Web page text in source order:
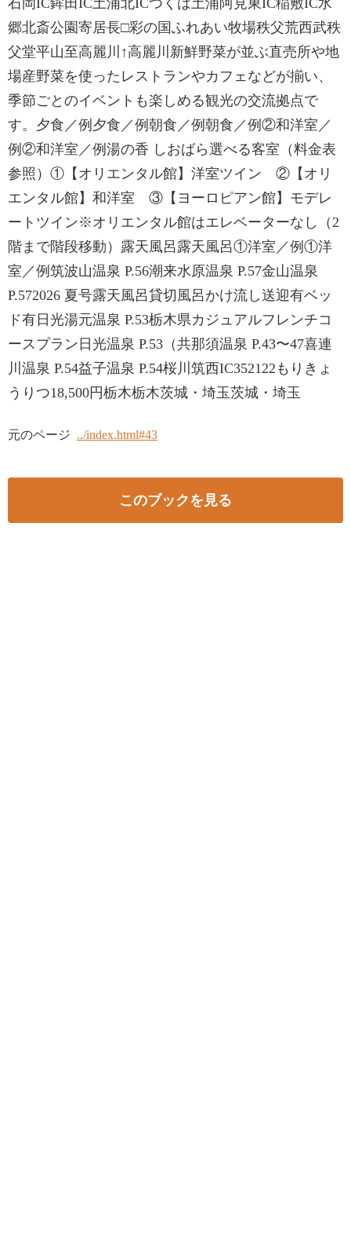
石岡IC鉾田IC土浦北ICつくば土浦阿見東IC稲敷IC水
郷北斎公園寄居長□彩の国ふれあい牧場秩父荒西武秩
父堂平山至高麗川↑高麗川新鮮野菜が並ぶ直売所や地
場産野菜を使ったレストランやカフェなどが揃い、
季節ごとのイベントも楽しめる観光の交流拠点で
す。夕食／例夕食／例朝食／例朝食／例②和洋室／
例②和洋室／例湯の香 しおばら選べる客室（料金表
参照）①【オリエンタル館】洋室ツイン ②【オリ
エンタル館】和洋室 ③【ヨーロピアン館】モデレ
ートツイン※オリエンタル館はエレベーターなし（2
階まで階段移動）露天風呂露天風呂①洋室／例①洋
室／例筑波山温泉 P.56潮来水原温泉 P.57金山温泉
P.572026 夏号露天風呂貸切風呂かけ流し送迎有ベッ
ド有日光湯元温泉 P.53栃木県カジュアルフレンチコ
ースプラン日光温泉 P.53（共那須温泉 P.43〜47喜連
川温泉 P.54益子温泉 P.54桜川筑西IC352122もりきょ
うりつ18,500円栃木栃木茨城・埼玉茨城・埼玉
元のページ ../index.html#43
このブックを見る